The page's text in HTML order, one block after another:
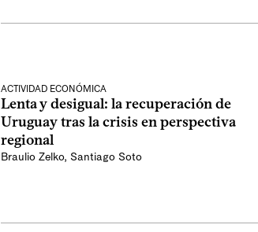
ACTIVIDAD ECONÓMICA
Lenta y desigual: la recuperación de
Uruguay tras la crisis en perspectiva
regional
Braulio Zelko, Santiago Soto